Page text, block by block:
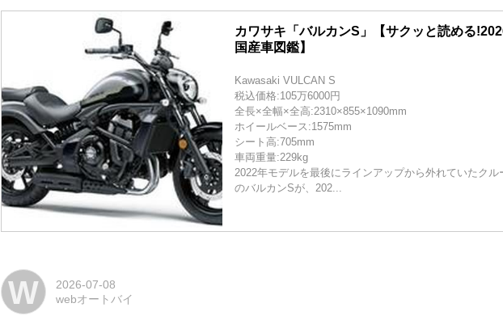
カワサキ「バルカンS」【サクッと読める
国産車図鑑】
Kawasaki VULCAN S
税込価格:105万6000円
全長×全幅×全高:2310×855×1090mm
ホイールベース:1575mm
シート高:705mm
車両重量:229kg
2022年モデルを最後にラインアップから外れていたクル
のバルカンSが、202...
W
2026-07-08
webオートバイ